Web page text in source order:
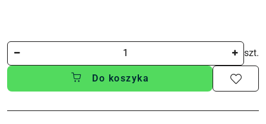
szt.
Do koszyka
Dostępność